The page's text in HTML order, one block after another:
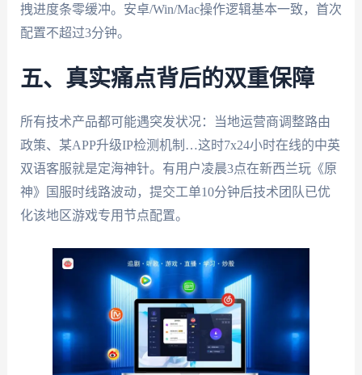
拽进度条零缓冲。安卓/Win/Mac操作逻辑基本一致，首次
配置不超过3分钟。
五、真实痛点背后的双重保障
所有技术产品都可能遇突发状况：当地运营商调整路由
政策、某APP升级IP检测机制…这时7x24小时在线的中英
双语客服就是定海神针。有用户凌晨3点在新西兰玩《原
神》国服时线路波动，提交工单10分钟后技术团队已优
化该地区游戏专用节点配置。